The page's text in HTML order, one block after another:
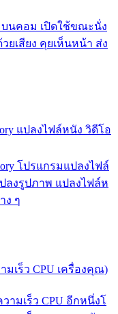
บนคอม เปิดใช้ขณะนั่ง
ยเสียง คุยเห็นหน้า ส่ง
แปลงไฟล์หนัง วิดีโอ
โปรแกรมแปลงไฟล์
ลงรูปภาพ แปลงไฟล์ห
ง ๆ
มเร็ว CPU เครื่องคุณ)
ามเร็ว CPU อีกหนึ่งโ